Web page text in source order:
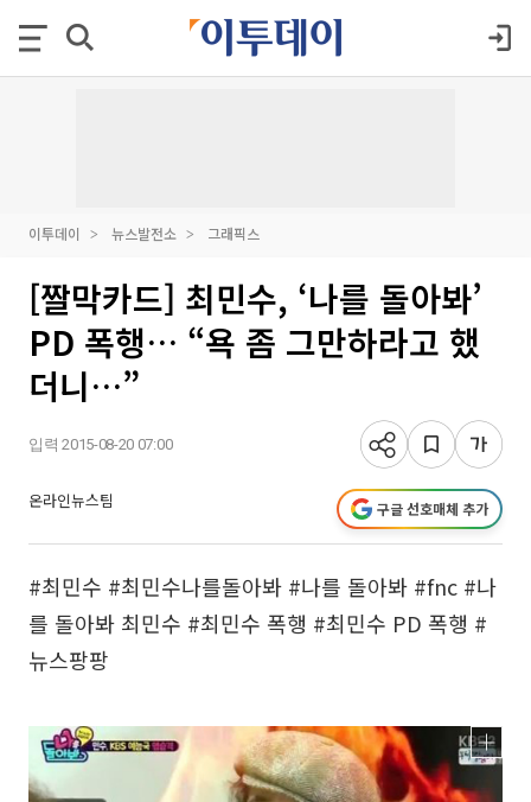
이투데이 뉴스발전소 그래픽스
[짤막카드] 최민수, ‘나를 돌아봐’
PD 폭행… “욕 좀 그만하라고 했
더니…”
입력 2015-08-20 07:00
온라인뉴스팀 구글 선호매체 추가
#최민수 #최민수나를돌아봐 #나를 돌아봐 #fnc #나
를 돌아봐 최민수 #최민수 폭행 #최민수 PD 폭행 #
뉴스팡팡